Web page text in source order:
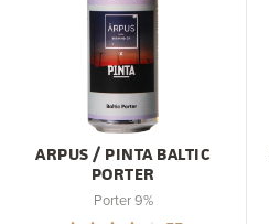
ARPUS / PINTA BALTIC
PORTER
Porter 9%